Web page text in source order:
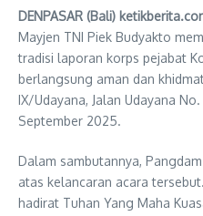
DENPASAR (Bali)
Mayjen TNI Piek Budyakto
tradisi laporan korps pejabat
berlangsung aman dan
IX/Udayana, Jalan Udayana No.
September 2025.
Dalam sambutannya,
atas kelancaran acara
hadirat Tuhan Yang Maha